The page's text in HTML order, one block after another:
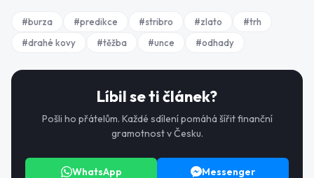
#burza #predikce #stribro #zlato #trh
#drahé kovy #těžba #unce #odhady
Líbil se ti článek?
Pošli ho přátelům. Každé sdílení pomáhá šířit finanční
gramotnost v Česku.
WhatsApp Messenger